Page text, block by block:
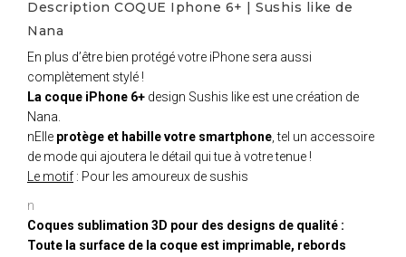
Description COQUE Iphone 6+ | Sushis like de
Nana
En plus d’être bien protégé votre iPhone sera aussi
complètement stylé !
La coque iPhone 6+ design Sushis like est une création de
Nana.
nElle protège et habille votre smartphone , tel un accessoire
de mode qui ajoutera le détail qui tue à votre tenue !
Le motif : Pour les amoureux de sushis
n
Coques sublimation 3D pour des designs de qualité :
Toute la surface de la coque est imprimable, rebords